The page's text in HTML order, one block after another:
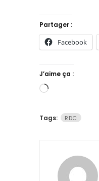
Partager :
Facebook
J’aime ça :
Chargement…
Tags: RDC